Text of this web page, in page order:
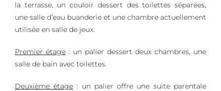
la terrasse, un couloir dessert des toilettes séparées,
une salle d’eau buanderie et une chambre actuellement
utilisée en salle de jeux.
Premier étage : un palier dessert deux chambres, une
salle de bain avec toilettes.
Deuxième étage : un palier offre une suite parentale